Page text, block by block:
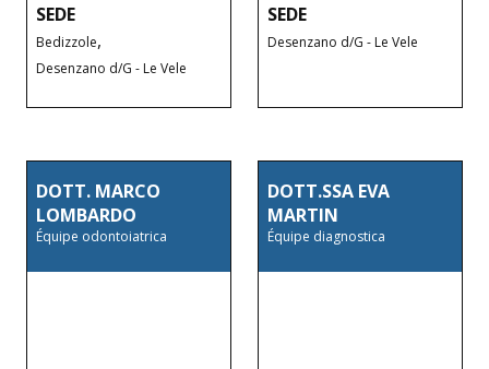
SEDE
Bedizzole,
Desenzano d/G - Le Vele
SEDE
Desenzano d/G - Le Vele
DOTT. MARCO
LOMBARDO
Équipe odontoiatrica
DOTT.SSA EVA
MARTIN
Équipe diagnostica